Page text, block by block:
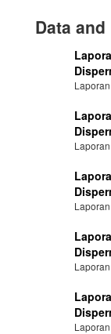
Data